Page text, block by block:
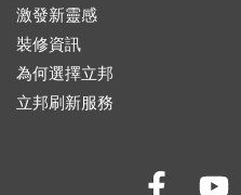
激發新靈感
裝修資訊
為何選擇立邦
立邦刷新服務